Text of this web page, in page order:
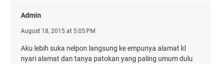
Admin
August 18, 2015 at 5:05 PM
Aku lebih suka nelpon langsung ke empunya alamat kl
nyari alamat dan tanya patokan yang paling umum dulu